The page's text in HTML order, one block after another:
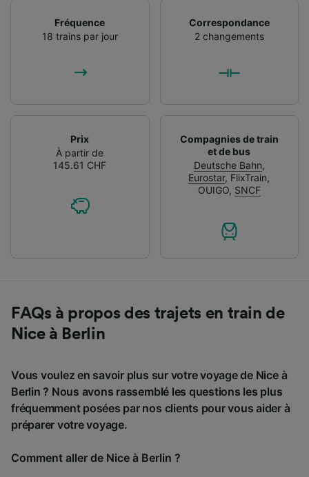
Fréquence
18 trains par jour
Correspondance
2 changements
Prix
À partir de
145.61 CHF
Compagnies de train
et de bus
Deutsche Bahn,
Eurostar, FlixTrain,
OUIGO, SNCF
FAQs à propos des trajets en train de
Nice à Berlin
Vous voulez en savoir plus sur votre voyage de Nice à
Berlin ? Nous avons rassemblé les questions les plus
fréquemment posées par nos clients pour vous aider à
préparer votre voyage.
Comment aller de Nice à Berlin ?